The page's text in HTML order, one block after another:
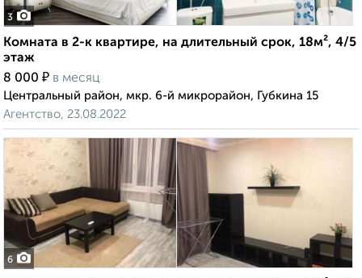
3
Комната в 2-к квартире, на длительный срок, 18м², 4/5
этаж
8 000 ₽ в месяц
Центральный район, мкр. 6-й микрорайон, Губкина 15
Агентство, 23.08.2022
6